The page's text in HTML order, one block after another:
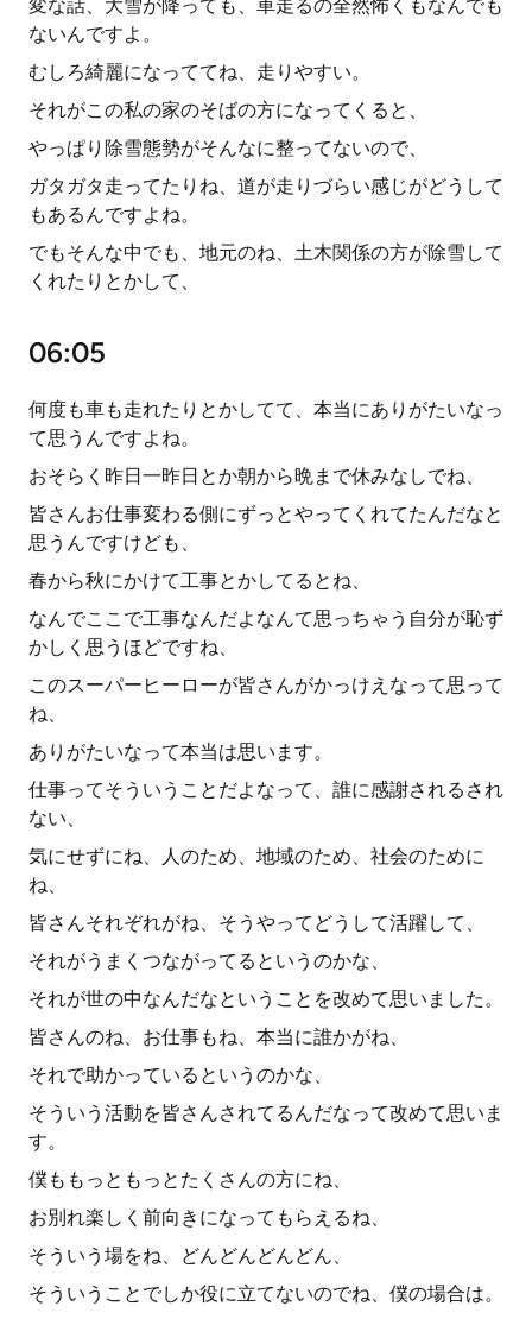
変な話、大雪が降っても、車走るの全然怖くもなんでも
ないんですよ。
むしろ綺麗になっててね、走りやすい。
それがこの私の家のそばの方になってくると、
やっぱり除雪態勢がそんなに整ってないので、
ガタガタ走ってたりね、道が走りづらい感じがどうして
もあるんですよね。
でもそんな中でも、地元のね、土木関係の方が除雪して
くれたりとかして、
06:05
何度も車も走れたりとかしてて、本当にありがたいなっ
て思うんですよね。
おそらく昨日一昨日とか朝から晩まで休みなしでね、
皆さんお仕事変わる側にずっとやってくれてたんだなと
思うんですけども、
春から秋にかけて工事とかしてるとね、
なんでここで工事なんだよなんて思っちゃう自分が恥ず
かしく思うほどですね、
このスーパーヒーローが皆さんがかっけえなって思って
ね、
ありがたいなって本当は思います。
仕事ってそういうことだよなって、誰に感謝されるされ
ない、
気にせずにね、人のため、地域のため、社会のために
ね、
皆さんそれぞれがね、そうやってどうして活躍して、
それがうまくつながってるというのかな、
それが世の中なんだなということを改めて思いました。
皆さんのね、お仕事もね、本当に誰かがね、
それで助かっているというのかな、
そういう活動を皆さんされてるんだなって改めて思いま
す。
僕ももっともっとたくさんの方にね、
お別れ楽しく前向きになってもらえるね、
そういう場をね、どんどんどんどん、
そういうことでしか役に立てないのでね、僕の場合は。